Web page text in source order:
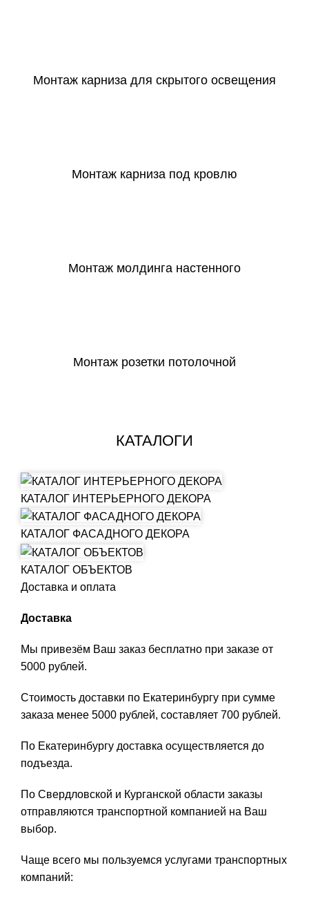
Монтаж карниза для скрытого освещения
Монтаж карниза под кровлю
Монтаж молдинга настенного
Монтаж розетки потолочной
КАТАЛОГИ
КАТАЛОГ ИНТЕРЬЕРНОГО ДЕКОРА
КАТАЛОГ ФАСАДНОГО ДЕКОРА
КАТАЛОГ ОБЪЕКТОВ
Доставка и оплата
Доставка
Мы привезём Ваш заказ бесплатно при заказе от
5000 рублей.
Стоимость доставки по Екатеринбургу при сумме
заказа менее 5000 рублей, составляет 700 рублей.
По Екатеринбургу доставка осуществляется до
подъезда.
По Свердловской и Курганской области заказы
отправляются транспортной компанией на Ваш
выбор.
Чаще всего мы пользуемся услугами транспортных
компаний: